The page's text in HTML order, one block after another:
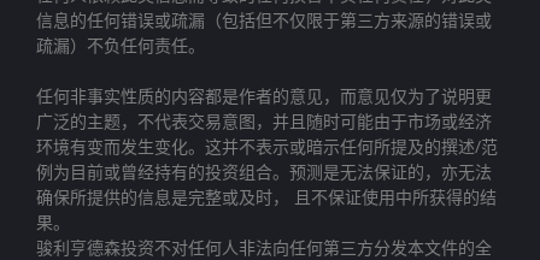
信息的任何错误或疏漏（包括但不仅限于第三方来源的错误或
疏漏）不负任何责任。
任何非事实性质的内容都是作者的意见，而意见仅为了说明更
广泛的主题，不代表交易意图，并且随时可能由于市场或经济
环境有变而发生变化。这并不表示或暗示任何所提及的撰述/范
例为目前或曾经持有的投资组合。预测是无法保证的，亦无法
确保所提供的信息是完整或及时， 且不保证使用中所获得的结
果。
骏利亨德森投资不对任何人非法向任何第三方分发本文件的全